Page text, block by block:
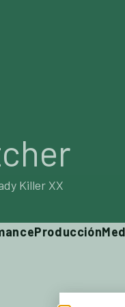
Killer XX
Producción